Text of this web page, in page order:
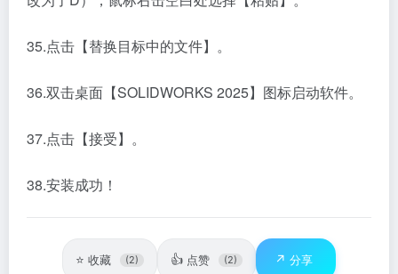
35.点击【替换目标中的文件】。
36.双击桌面【SOLIDWORKS 2025】图标启动软件。
37.点击【接受】。
38.安装成功！
⭐ 收藏 (2) 👍 点赞 (2) ↗️ 分享